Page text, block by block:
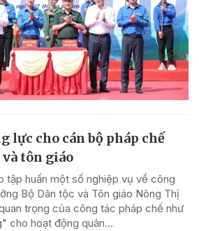
lực cho cán bộ pháp chế
tôn giáo
tập huấn một số nghiệp vụ về công
Bộ Dân tộc và Tôn giáo Nông Thị
trọng của công tác pháp chế như
cho hoạt động quản...